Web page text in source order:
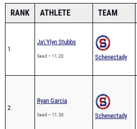
RANK ATHLETE TEAM
1
Ja\'Ylyn Stubbs
Seed – 11.20 Schenectady
2
Ryan Garcia
Seed – 11.30 Schenectady